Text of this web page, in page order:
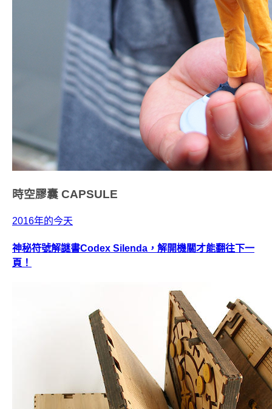
時空膠囊 CAPSULE
2016年的今天
神秘符號解謎書Codex Silenda，解開機關才能翻往下一
頁！